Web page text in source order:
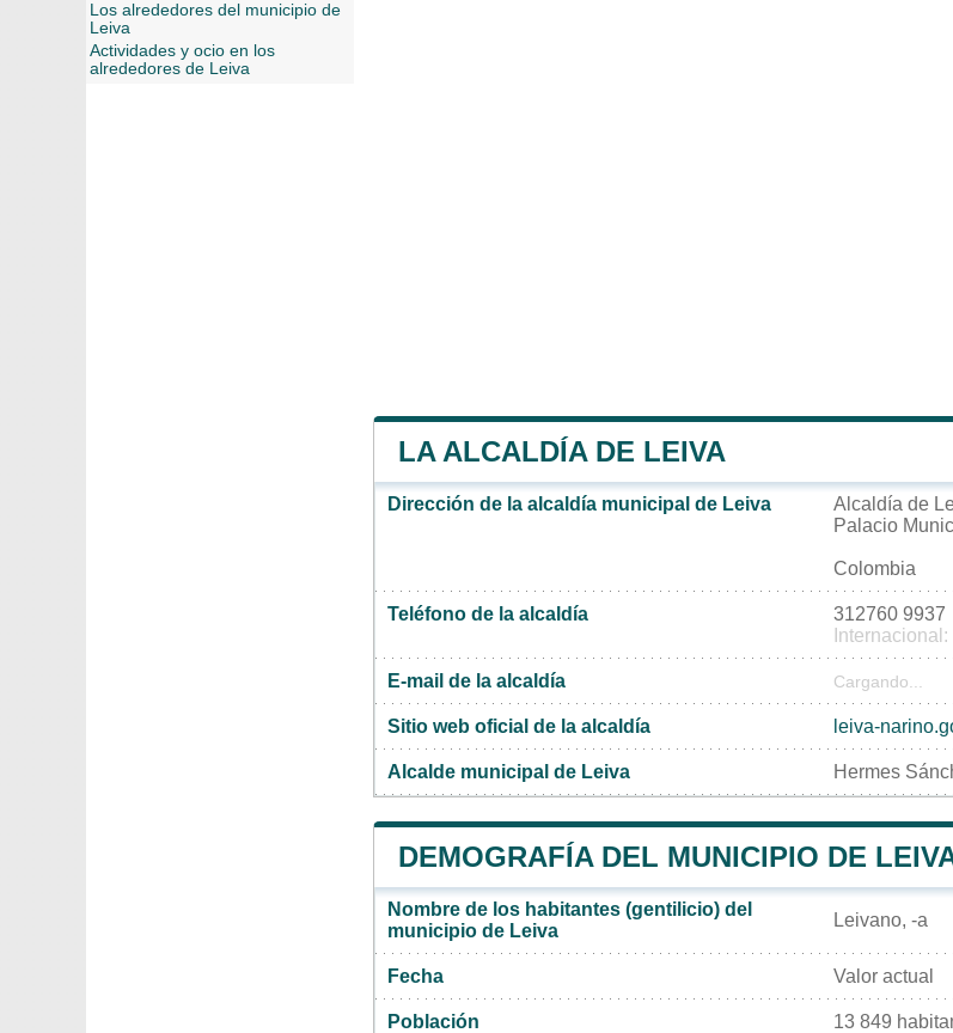
LA ALCALDÍA DE LEIVA
Dirección de la alcaldía municipal de Leiva
Alcaldía de
Palacio
Colombia
Teléfono de la alcaldía
312760 9937
E-mail de la alcaldía Cargando...
Sitio web oficial de la alcaldía leiva-
Alcalde municipal de Leiva Hermes
DEMOGRAFÍA DEL MUNICIPIO DE
Nombre de los habitantes (gentilicio) del
municipio de Leiva
Leivano, -a
Fecha Valor actual
Población 13 849
Los alrededores del municipio de
Leiva
Actividades y ocio en los
alrededores de Leiva